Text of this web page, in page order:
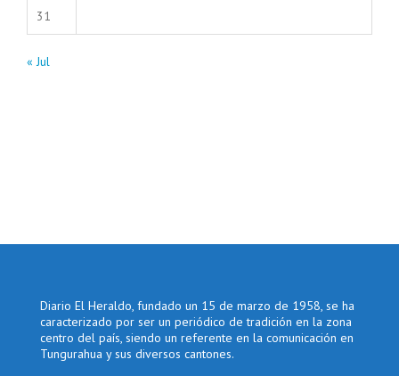
31
« Jul
Diario El Heraldo, fundado un 15 de marzo de 1958, se ha
caracterizado por ser un periódico de tradición en la zona
centro del país, siendo un referente en la comunicación en
Tungurahua y sus diversos cantones.